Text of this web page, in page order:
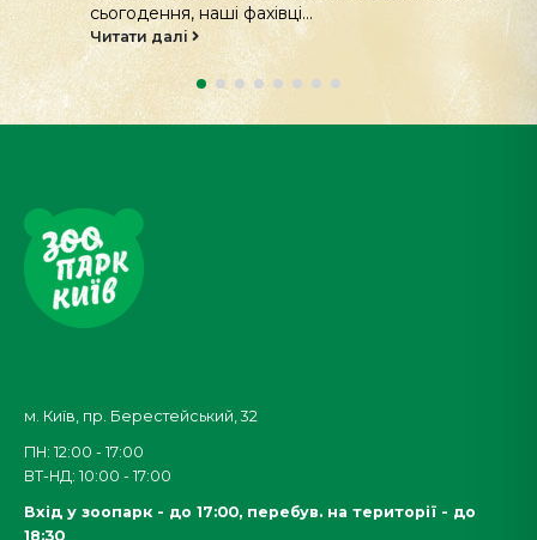
Читати далі
ПН: 12:00 - 17:00
ВТ-НД: 10:00 - 17:00
Вхід у зоопарк - до 17:00,
18:30